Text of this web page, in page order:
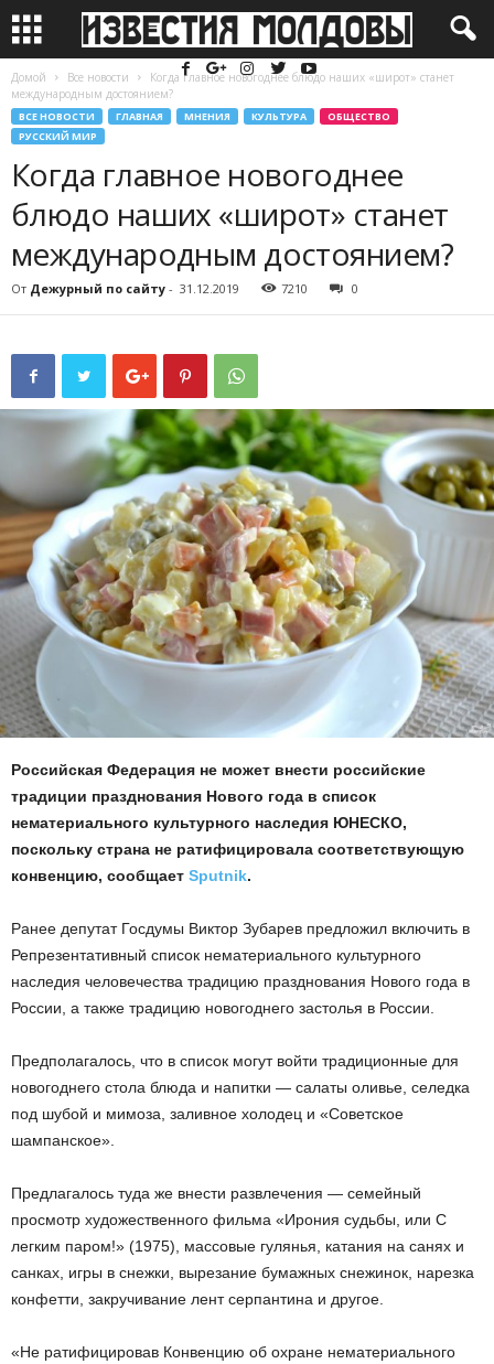
Домой Все новости
Когда главное новогоднее блюдо наших «широт» станет
международным достоянием?
ВСЕ НОВОСТИ ГЛАВНАЯ МНЕНИЯ КУЛЬТУРА
ОБЩЕСТВО
РУССКИЙ МИР
Когда главное новогоднее
блюдо наших «широт» станет
международным достоянием?
От Дежурный по сайту - 31.12.2019 7210 0
Российская Федерация не может внести российские
традиции празднования Нового года в список
нематериального культурного наследия ЮНЕСКО,
поскольку страна не ратифицировала соответствующую
конвенцию, сообщает Sputnik.
Ранее депутат Госдумы Виктор Зубарев предложил включить в
Репрезентативный список нематериального культурного
наследия человечества традицию празднования Нового года в
России, а также традицию новогоднего застолья в России.
Предполагалось, что в список могут войти традиционные для
новогоднего стола блюда и напитки — салаты оливье, селедка
под шубой и мимоза, заливное холодец и «Советское
шампанское».
Предлагалось туда же внести развлечения — семейный
просмотр художественного фильма «Ирония судьбы, или С
легким паром!» (1975), массовые гулянья, катания на санях и
санках, игры в снежки, вырезание бумажных снежинок, нарезка
конфетти, закручивание лент серпантина и другое.
«Не ратифицировав Конвенцию об охране нематериального